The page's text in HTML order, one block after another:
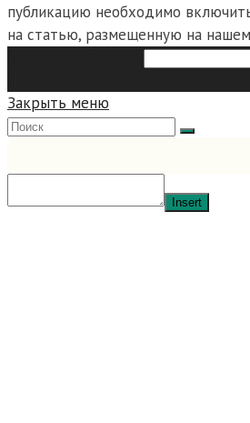
публикацию необходимо
на статью, размещенную на
Закрыть меню
Insert